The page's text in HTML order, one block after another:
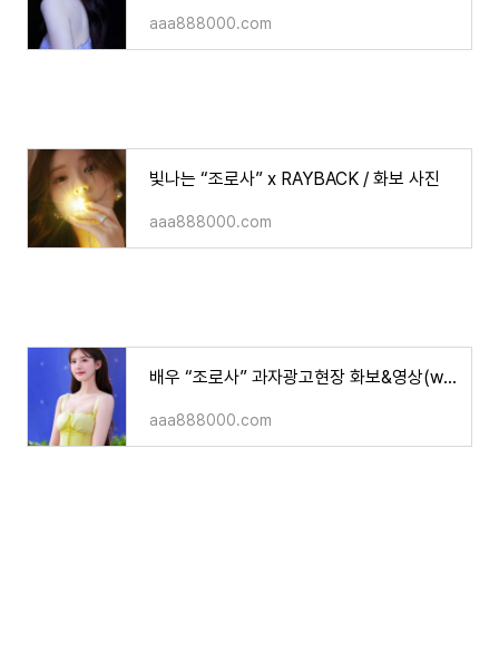
aaa888000.com
빛나는 “조로사” x RAYBACK / 화보 사진
aaa888000.com
배우 “조로사” 과자광고현장 화보&영상(with 주렴옥막 소식)
aaa888000.com